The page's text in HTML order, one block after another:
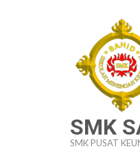
SMK
SMK PUSAT